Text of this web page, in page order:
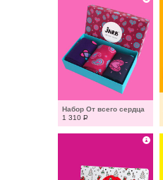
Набор От всего сердца
1 310 Р